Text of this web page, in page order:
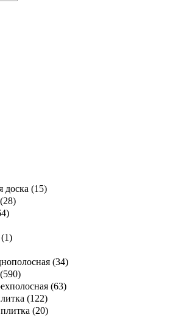
доска (15)
28)
)
1)
(34)
590)
(63)
(122)
(20)